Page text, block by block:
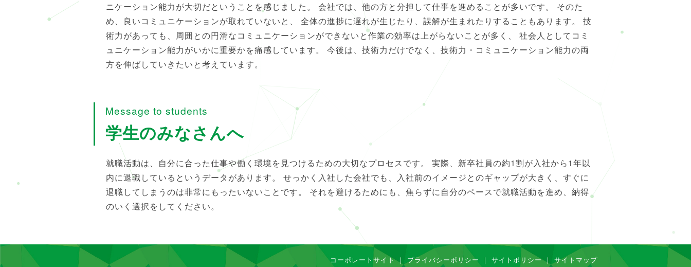
ニケーション能力が大切だということを感じました。 会社では、他の方と分担して仕事を進めることが多いです。 そのた
め、良いコミュニケーションが取れていないと、 全体の進捗に遅れが生じたり、誤解が生まれたりすることもあります。 技
術力があっても、周囲との円滑なコミュニケーションができないと作業の効率は上がらないことが多く、 社会人としてコミ
ュニケーション能力がいかに重要かを痛感しています。 今後は、技術力だけでなく、技術力・コミュニケーション能力の両
方を伸ばしていきたいと考えています。
Message to students
学生のみなさんへ
就職活動は、自分に合った仕事や働く環境を見つけるための大切なプロセスです。 実際、新卒社員の約1割が入社から1年以
内に退職しているというデータがあります。 せっかく入社した会社でも、入社前のイメージとのギャップが大きく、すぐに
退職してしまうのは非常にもったいないことです。 それを避けるためにも、焦らずに自分のペースで就職活動を進め、納得
のいく選択をしてください。
コーポレートサイト｜ プライバシーポリシー ｜ サイトポリシー｜ サイトマップ